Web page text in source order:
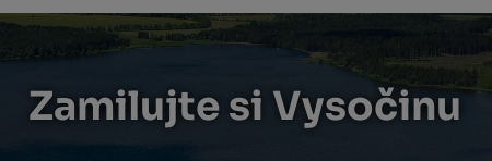
Zamilujte si Vysočinu